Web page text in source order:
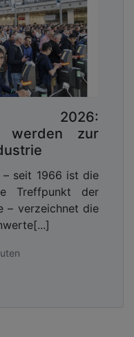
2026:
werden zur
– seit 1966 ist die
Treffpunkt der
– verzeichnet die